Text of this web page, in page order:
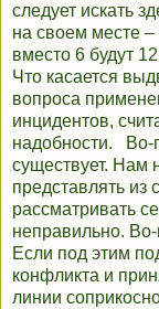
следует искать
на своем месте –
вместо 6 будут
Что касается
вопроса
инцидентов,
надобности. Во-
существует. Нам
представлять из
рассматривать
неправильно.
Если под этим
конфликта и
линии